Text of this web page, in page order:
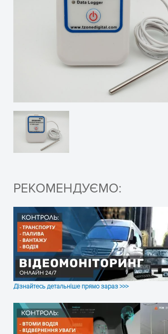
РЕКОМЕНДУЄМО:
Дізнайтесь детальніше прямо зараз >>>
Протокол передачи данных
Модуляция
Встроенная батарея
Чувствительность приёма
Дальность передачи данных, макс.
Размер, мм
Диапазон рабочих температур
Точность измерения температуры